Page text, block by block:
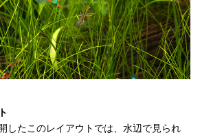
したこのレイアウトでは、水辺で見られ